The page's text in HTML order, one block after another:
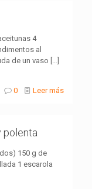
4
al
de un vaso […]
0 Leer más
polenta
150 g de
1 escarola